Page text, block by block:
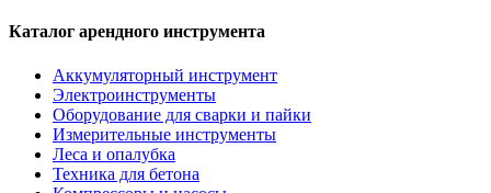
Каталог арендного инструмента
Аккумуляторный инструмент
Электроинструменты
Оборудование для сварки и пайки
Измерительные инструменты
Леса и опалубка
Техника для бетона